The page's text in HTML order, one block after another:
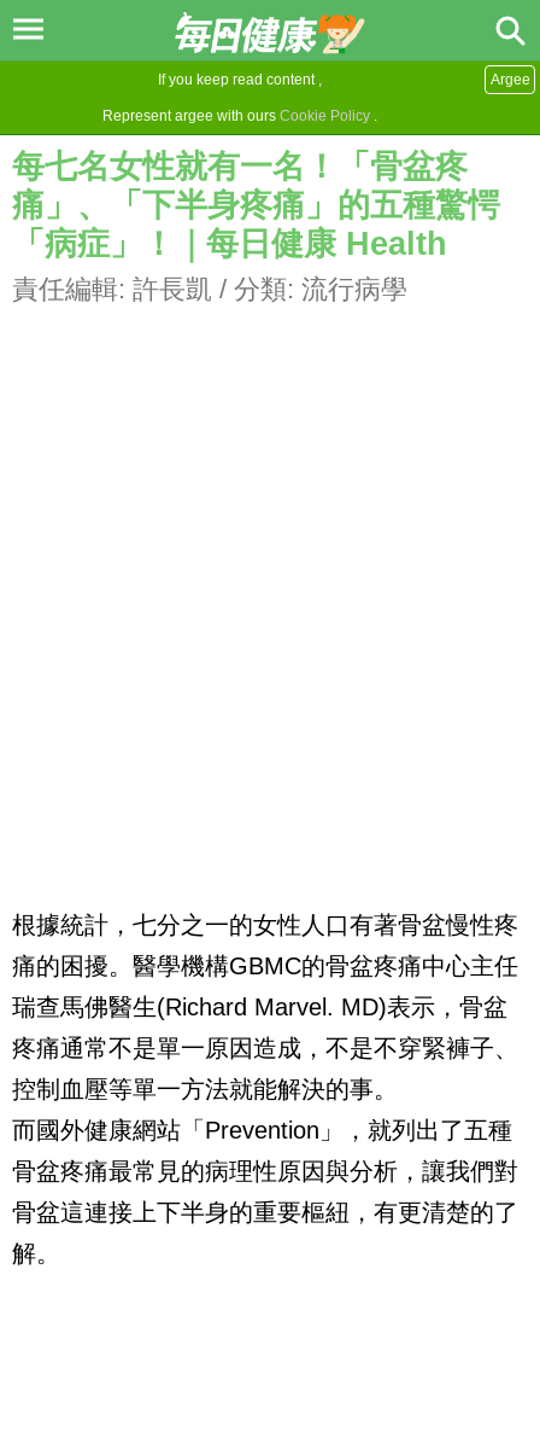
If you keep read content ,
Represent argee with ours Cookie Policy .
Argee
每七名女性就有一名！「骨盆疼
痛」、「下半身疼痛」的五種驚愕
「病症」！｜每日健康 Health
責任編輯: 許長凱 / 分類: 流行病學
根據統計，七分之一的女性人口有著骨盆慢性疼
痛的困擾。醫學機構GBMC的骨盆疼痛中心主任
瑞查馬佛醫生(Richard Marvel. MD)表示，骨盆
疼痛通常不是單一原因造成，不是不穿緊褲子、
控制血壓等單一方法就能解決的事。
而國外健康網站「 Prevention 」，就列出了五種
骨盆疼痛最常見的病理性原因與分析，讓我們對
骨盆這連接上下半身的重要樞紐，有更清楚的了
解。